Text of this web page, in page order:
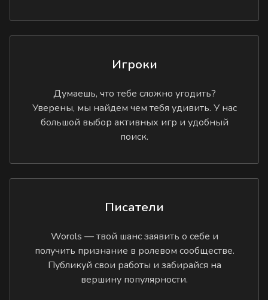
Игроки
Думаешь, что тебе сложно угодить?
Уверены, мы найдем чем тебя удивить. У нас
большой выбор активных игр и удобный
поиск.
Писатели
Worols — твой шанс заявить о себе и
получить признание в ролевом сообществе.
Публикуй свои работы и забирайся на
вершину популярности.